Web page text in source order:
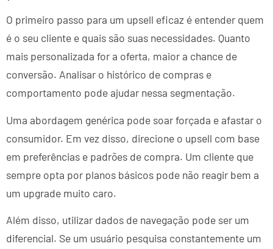
O primeiro passo para um upsell eficaz é entender quem
é o seu cliente e quais são suas necessidades. Quanto
mais personalizada for a oferta, maior a chance de
conversão. Analisar o histórico de compras e
comportamento pode ajudar nessa segmentação.
Uma abordagem genérica pode soar forçada e afastar o
consumidor. Em vez disso, direcione o upsell com base
em preferências e padrões de compra. Um cliente que
sempre opta por planos básicos pode não reagir bem a
um upgrade muito caro.
Além disso, utilizar dados de navegação pode ser um
diferencial. Se um usuário pesquisa constantemente um